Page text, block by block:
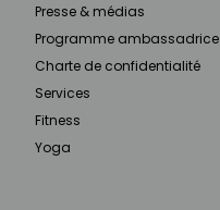
Presse & médias
Programme ambassadrice
Charte de confidentialité
Services
Fitness
Yoga